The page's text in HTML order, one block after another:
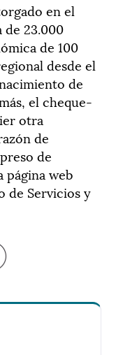
en el
23.000
de 100
desde el
de
el cheque-
otra
de
de
página web
de Servicios y